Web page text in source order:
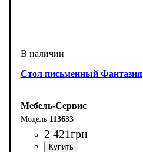
Стол письменный Фантазия
Мебель-Сервис
113633
2 421грн